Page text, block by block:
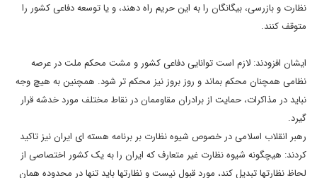
نظارت و بازرسی، بیگانگان را به این حریم راه دهند، و یا توسعه دفاعی کشور را
متوقف کنند.
ایشان افزودند: لازم است توانایی دفاعی کشور و مشت محکم ملت در عرصه
نظامی همچنان محکم بماند و روز بروز نیز محکم تر شود. همچنین به هیچ وجه
نباید در مذاکرات، حمایت از برادران مقاوممان در نقاط مختلف مورد خدشه قرار
گیرد.
رهبر انقلاب اسلامی در خصوص شیوه نظارت بر برنامه هسته ای ایران نیز تاکید
کردند: هیچگونه شیوه نظارت غیر متعارف که ایران را به یک کشور اختصاصی از
لحاظ نظارتها تبدیل کند، مورد قبول نیست و نظارتها باید تنها در محدوده همان